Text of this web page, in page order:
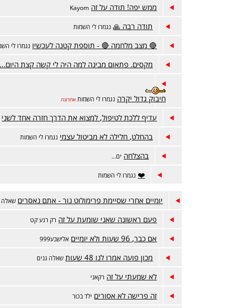
ממש יפה! תודה על זה Kayom
תודה רבה 🙏 נגמרו לי השמות
🔴 מצב מלחמה 🔴 - תוספת קטנה לעכשיו נגמרו לי
מקסים. פתאום מבינה למה היה לי קשה קצת היום...
חיבוק גדול יקרה נגמרו לי השמות אחרונה
עדיף ללכת לטיפול, למצוא את הדרך חזרה אחד לשני
בהחלט, חלילה לא מביטול עצמי נגמרו לי השמות
בהצלחה ים...
❤️ נגמרו לי השמות
יומיים אחרי שסיימת פרימולוט נור - אתם נאסרים שאלה
פעם ראשונה שאני שומעת על זה רק רגע קט
אם כבר, 96 שעות ולא יומיים אלישבע999
מכון פועה אמרו לנו 48 שעות שאלה גנים
לא שמעתי על זה רקאני
זה פרישה לא אסורים ילד בכור